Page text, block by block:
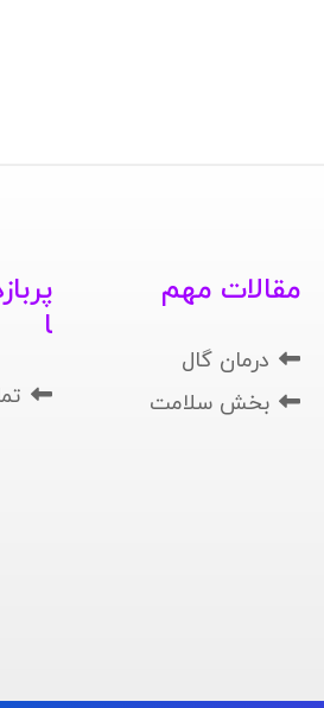
مقالات مهم
درمان گال
بخش سلامت
ا